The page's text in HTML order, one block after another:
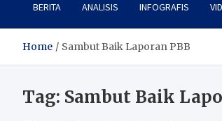
BERITA ANALISIS INFOGRAFIS
Home Sambut Baik Laporan PBB
Tag: Sambut Baik